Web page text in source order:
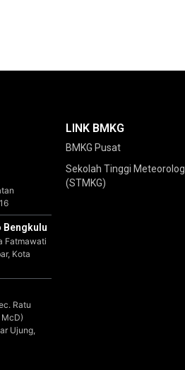
Fatmawati
Kota
Ratu
Ujung,
LINK BMKG
BMKG Pusat
Sekolah Tinggi
(STMKG)